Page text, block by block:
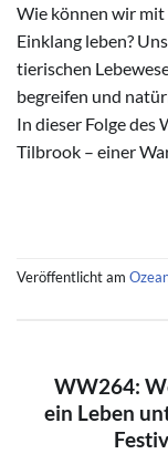
Wie können wir
Einklang leben?
tierischen
begreifen und
In dieser Folge des
Tilbrook – einer
Veröffentlicht am
WW264:
ein Leben